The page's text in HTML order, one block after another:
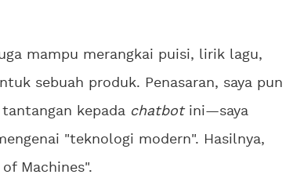
mampu merangkai puisi, lirik lagu,
sebuah produk. Penasaran, saya pun
kepada chatbotini—saya
"teknologi modern". Hasilnya,
Machines".